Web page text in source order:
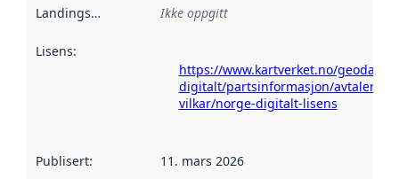
Landingsside Ikke oppgitt
Lisens:
https://www.kartverket.no/
digitalt/partsinformasjon/avtaler-og-
vilkar/norge-digitalt-lisens
Publisert: 11. mars 2026